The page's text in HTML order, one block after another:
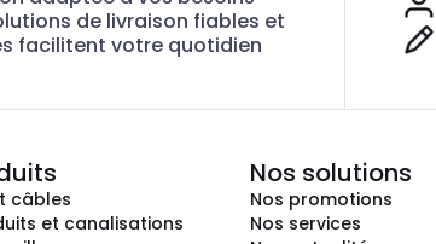
de livraison fiables et
facilitent votre quotidien
câbles
et canalisations
Nos solutions
Nos promotions
Nos services